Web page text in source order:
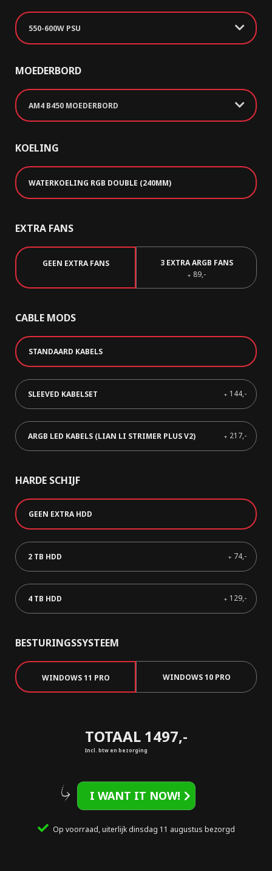
550-600W PSU
MOEDERBORD
AM4 B450 MOEDERBORD
KOELING
WATERKOELING RGB DOUBLE (240MM)
EXTRA FANS
GEEN EXTRA FANS 3 EXTRA ARGB FANS
+ 89,-
CABLE MODS
STANDAARD KABELS
SLEEVED KABELSET + 144,-
ARGB LED KABELS (LIAN LI STRIMER PLUS V2) + 217,-
HARDE SCHIJF
GEEN EXTRA HDD
2 TB HDD + 74,-
4 TB HDD + 129,-
BESTURINGSSYSTEEM
WINDOWS 11 PRO WINDOWS 10 PRO
TOTAAL 1497,-
Incl. btw en bezorging
I WANT IT NOW!
Op voorraad, uiterlijk dinsdag 11 augustus bezorgd